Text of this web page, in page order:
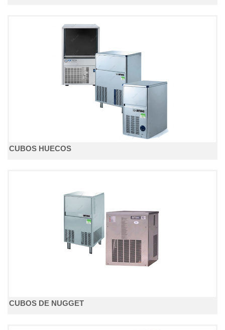
CUBOS HUECOS
CUBOS DE NUGGET